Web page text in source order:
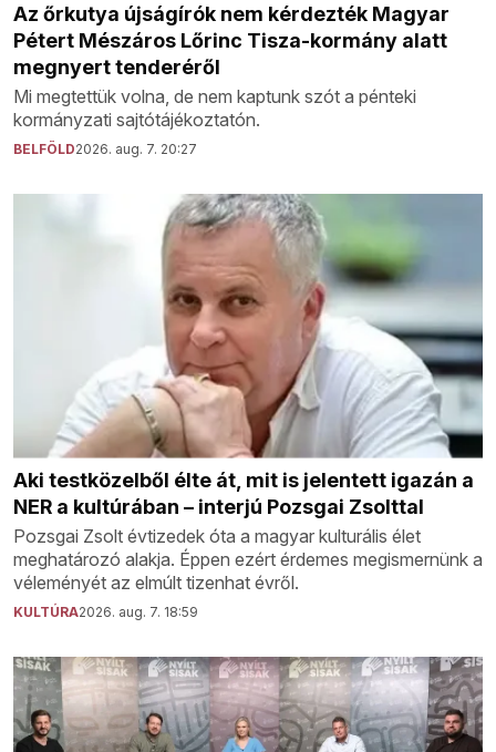
Az őrkutya újságírók nem kérdezték Magyar
Pétert Mészáros Lőrinc Tisza-kormány alatt
megnyert tenderéről
Mi megtettük volna, de nem kaptunk szót a pénteki
kormányzati sajtótájékoztatón.
BELFÖLD2026. aug. 7. 20:27
Aki testközelből élte át, mit is jelentett igazán a
NER a kultúrában – interjú Pozsgai Zsolttal
Pozsgai Zsolt évtizedek óta a magyar kulturális élet
meghatározó alakja. Éppen ezért érdemes megismernünk a
véleményét az elmúlt tizenhat évről.
KULTÚRA2026. aug. 7. 18:59